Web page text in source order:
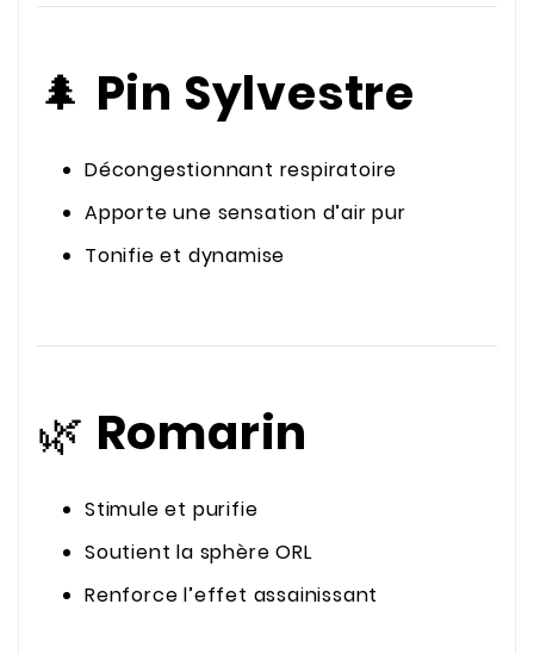
🌲 Pin Sylvestre
Décongestionnant respiratoire
Apporte une sensation d’air pur
Tonifie et dynamise
🌿 Romarin
Stimule et purifie
Soutient la sphère ORL
Renforce l’effet assainissant